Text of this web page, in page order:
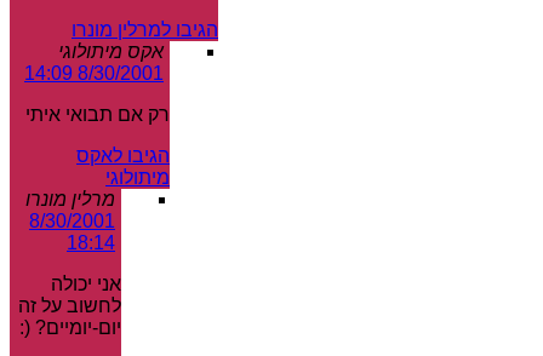
הגיבו למרלין מונרו
אקס מיתולוגי
8/30/2001 14:09
רק אם תבואי איתי
הגיבו לאקס
מיתולוגי
מרלין מונרו
8/30/2001
18:14
אני יכולה
לחשוב על זה
יום-יומיים? (: